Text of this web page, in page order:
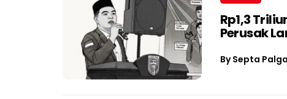
Rp1,3
Perusak
BySepta Palga